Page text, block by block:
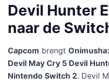
Devil Hunter
naar de
Capcom brengt
Devil May Cry 5 Devil
Nintendo Switch 2. Devil